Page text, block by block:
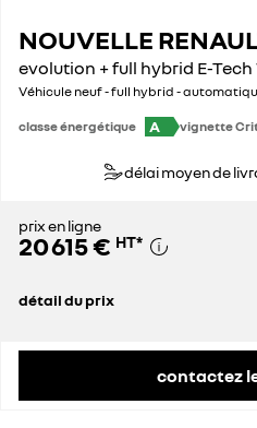
NOUVELLE
evolution + full hybrid E-Tech
Véhicule neuf - full hybrid -
classe énergétique A vignette
délai moyen de
prix en ligne
20 615 € HT*
détail du prix
contactez